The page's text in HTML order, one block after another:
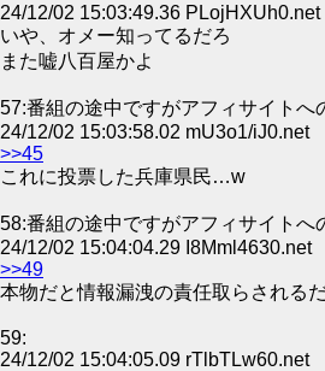
24/12/02 15:03:49.36 PLojHXUh0.net
いや、オメー知ってるだろ
また嘘八百屋かよ
57:番組の途中ですがアフィサイトへ
24/12/02 15:03:58.02 mU3o1/iJ0.net
>>45
これに投票した兵庫県民…w
58:番組の途中ですがアフィサイトへ
24/12/02 15:04:04.29 I8Mml4630.net
>>49
本物だと情報漏洩の責任取らされる
59:
24/12/02 15:04:05.09 rTlbTLw60.net